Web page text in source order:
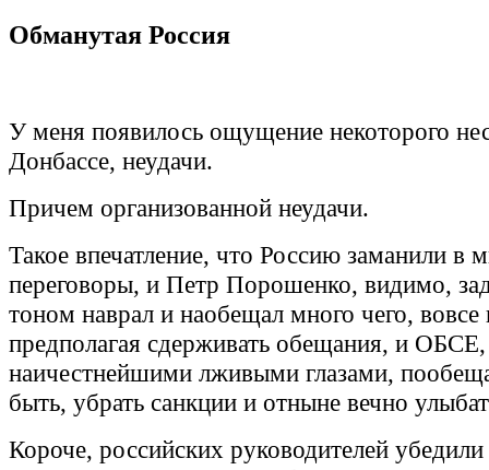
Обманутая Россия
У меня появилось ощущение некоторого
Донбассе, неудачи.
Причем организованной неудачи.
Такое впечатление, что Россию заманили в
переговоры, и Петр Порошенко, видимо,
тоном наврал и наобещал много чего, вовсе
предполагая сдерживать обещания, и ОБСЕ,
наичестнейшими лживыми глазами,
быть, убрать санкции и отныне вечно
Короче, российских руководителей убедили